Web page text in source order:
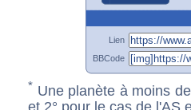
Lien
BBCode
* Une planète à moins